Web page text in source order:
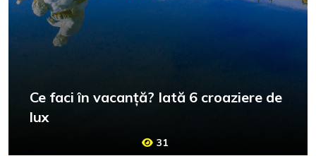
Ce faci în vacanță? Iată 6 croaziere de
lux
31